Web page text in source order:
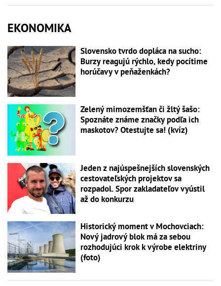
EKONOMIKA
Slovensko tvrdo dopláca na sucho:
Burzy reagujú rýchlo, kedy pocítime
horúčavy v peňaženkách?
Zelený mimozemšťan či žltý šašo:
Spoznáte známe značky podľa ich
maskotov? Otestujte sa! (kvíz)
Jeden z najúspešnejších slovenských
cestovateľských projektov sa
rozpadol. Spor zakladateľov vyústil
až do konkurzu
Historický moment v Mochovciach:
Nový jadrový blok má za sebou
rozhodujúci krok k výrobe elektriny
(foto)